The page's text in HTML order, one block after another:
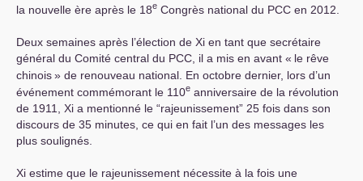
la nouvelle ère après le 18e Congrès national du PCC en 2012.
Deux semaines après l’élection de Xi en tant que secrétaire
général du Comité central du PCC , il a mis en avant « le rêve
chinois» de renouveau national. En octobre dernier, lors d’un
événement commémorant le 110e anniversaire de la révolution
de 1911, Xi a mentionné le “rajeunissement” 25 fois dans son
discours de 35 minutes, ce qui en fait l’un des messages les
plus soulignés.
Xi estime que le rajeunissement nécessite à la fois une